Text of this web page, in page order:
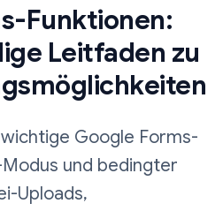
Funktionen:
Leitfaden zu
Google Forms-
und bedingter
Uploads,